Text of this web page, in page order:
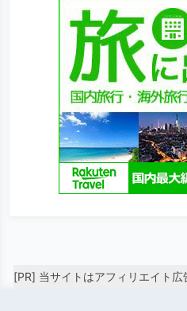
[PR] 当サイトはアフィリエイト広